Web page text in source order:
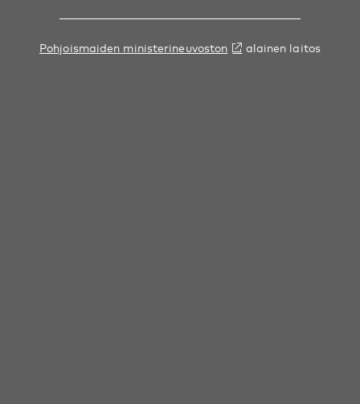
Pohjoismaiden ministerineuvoston alainen laitos